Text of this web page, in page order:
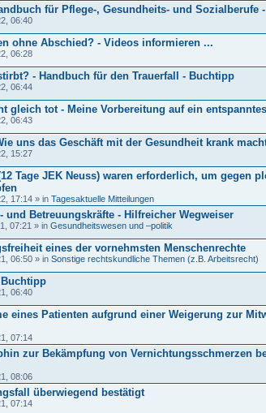
für Pflege-, Gesundheits- und Sozialberufe
06:40
ohne Abschied? - Videos informieren ...
06:28
- Handbuch für den Trauerfall - Buchtipp
06:44
gleich tot - Meine Vorbereitung auf ein
06:43
uns das Geschäft mit der Gesundheit krank
15:27
Tage JEK Neuss) waren erforderlich, um gegen
17:14 » in Tagesaktuelle Mitteilungen
und Betreuungskräfte - Hilfreicher Wegweiser
07:21 » in Gesundheitswesen und –politik
eines der vornehmsten Menschenrechte
06:50 » in Sonstige rechtskundliche Themen (z.B. Arbeitsrecht)
06:40
eines Patienten aufgrund einer Weigerung zur
07:14
zur Bekämpfung von Vernichtungsschmerzen
08:06
überwiegend bestätigt
07:14